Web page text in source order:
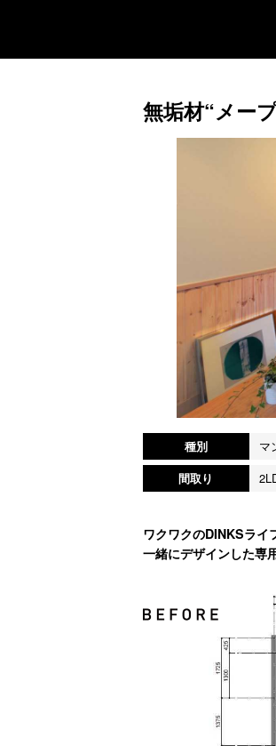
無垢材“メー
種別 マ
間取り
ワクワクのDINKSライ
一緒にデザインした専